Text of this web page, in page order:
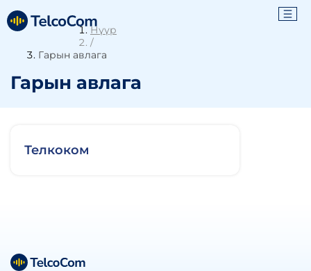
Нүүр
/
Гарын авлага
Гарын авлага
Телкоком